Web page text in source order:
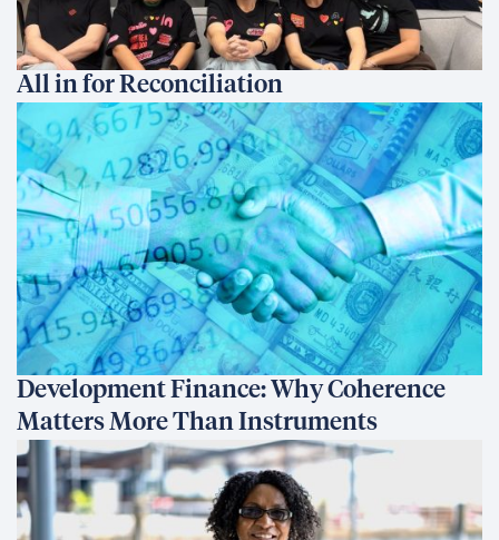
All in for Reconciliation
Development Finance: Why Coherence
Matters More Than Instruments